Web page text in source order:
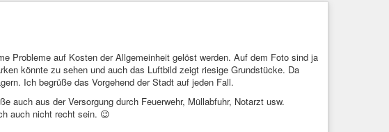
Probleme auf Kosten der Allgemeinheit gelöst werden. Auf dem Foto sind ja
könnte zu sehen und auch das Luftbild zeigt riesige Grundstücke. Da
Ich begrüße das Vorgehend der Stadt auf jeden Fall.
auch aus der Versorgung durch Feuerwehr, Müllabfuhr, Notarzt usw.
auch nicht recht sein. 😉